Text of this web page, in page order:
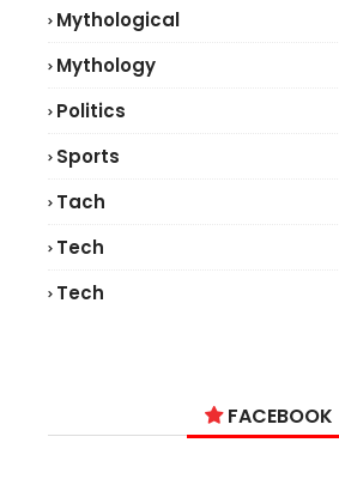
Mythological
Mythology
Politics
Sports
Tach
Tech
Tech
FACEBOOK